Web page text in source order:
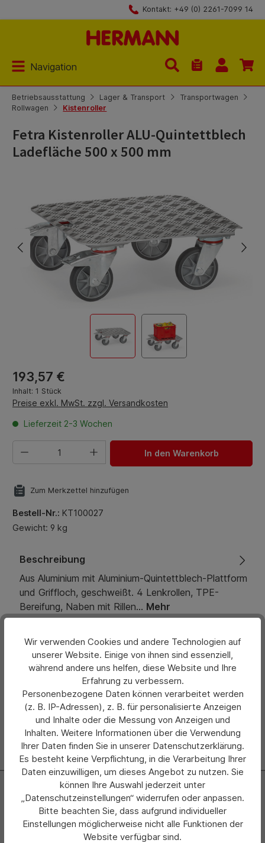
Kontakt: +49 (0) 2261-7099 14
Navigation
Du hast 0
Betriebsausstattung Lager & Transport
Transportwagen
Rollwagen
Kistenroller
Fetra Kistenroller ALU-Quintettblech
Ladefläche 500 x 500 mm
Regulärer Preis:
193,57 €
Inhalt: 1 Stück
Preise exkl. MwSt. zzgl. Versandkosten
Lieferzeit 2-3 Wochen
Produkt Anzahl: Gib den gewünschten Wert ein oder
In den Warenkorb
Zum Merkzettel hinzufügen
Bestell-Nr.: KT100027
Gewicht: 9 kg
Beschreibung
Aus Aluminium mit Aluminium-Quintettblech-Plattform
und Griffloch, geschweißt. 4 Lenkrollen, TPE-
Bereifung, Naben mit Rillen… Mehr
Bewertungen
Hersteller
Newsletter
Abonnieren Sie jetzt einfach unseren regelmäßig
erscheinenden Newsletter und Sie werden stets als Erster
über neue Produkte und Angebote informiert.
Wir verwenden Cookies und andere Technologien auf
unserer Website. Einige von ihnen sind essenziell,
während andere uns helfen, diese Website und Ihre
Erfahrung zu verbessern.
Personenbezogene Daten können verarbeitet werden
(z. B. IP-Adressen), z. B. für personalisierte Anzeigen
und Inhalte oder die Messung von Anzeigen und
Inhalten. Weitere Informationen über die Verwendung
Ihrer Daten finden Sie in unserer Datenschutzerklärung.
Es besteht keine Verpflichtung, in die Verarbeitung Ihrer
Daten einzuwilligen, um dieses Angebot zu nutzen. Sie
können Ihre Auswahl jederzeit unter
„Datenschutzeinstellungen“ widerrufen oder anpassen.
Bitte beachten Sie, dass aufgrund individueller
Einstellungen möglicherweise nicht alle Funktionen der
Website verfügbar sind.